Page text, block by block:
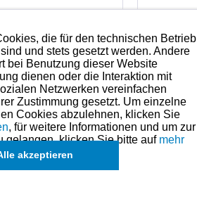
die für den technischen Betrieb
und stets gesetzt werden. Andere
bei Benutzung dieser Website
dienen oder die Interaktion mit
Netzwerken vereinfachen
Zustimmung gesetzt. Um einzelne
Cookies abzulehnen, klicken Sie
, für weitere Informationen und um zur
gelangen, klicken Sie bitte auf mehr
akzeptieren